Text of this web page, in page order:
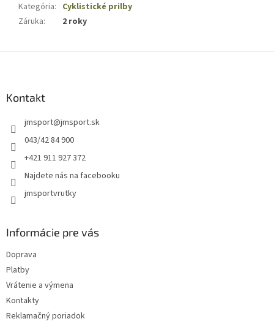
Kategória: Cyklistické prilby
Záruka: 2 roky
Kontakt
jmsport@jmsport.sk
043/42 84 900
+421 911 927 372
Najdete nás na facebooku
jmsportvrutky
Informácie pre vás
Doprava
Platby
Vrátenie a výmena
Kontakty
Reklamačný poriadok